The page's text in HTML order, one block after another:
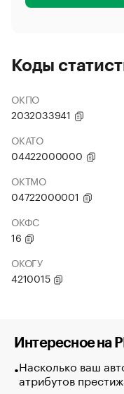
Коды
ОКПО
2032033941
ОКАТО
04422000000
ОКТМО
04722000001
ОКФС
16
ОКОГУ
4210015
Интересное на
Насколько ваш
атрибутов